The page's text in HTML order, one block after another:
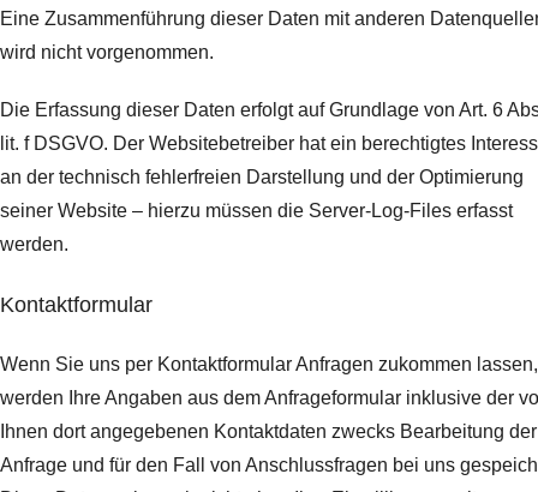
Eine Zusammenführung dieser Daten mit anderen
wird nicht vorgenommen.
Die Erfassung dieser Daten erfolgt auf Grundlage von Art. 6
lit. f DSGVO. Der Websitebetreiber hat ein berechtigtes
an der technisch fehlerfreien Darstellung und der Optimierung
seiner Website – hierzu müssen die Server-Log-Files erfasst
werden.
Kontaktformular
Wenn Sie uns per Kontaktformular Anfragen zukommen lassen,
werden Ihre Angaben aus dem Anfrageformular inklusive der
Ihnen dort angegebenen Kontaktdaten zwecks Bearbeitung der
Anfrage und für den Fall von Anschlussfragen bei uns